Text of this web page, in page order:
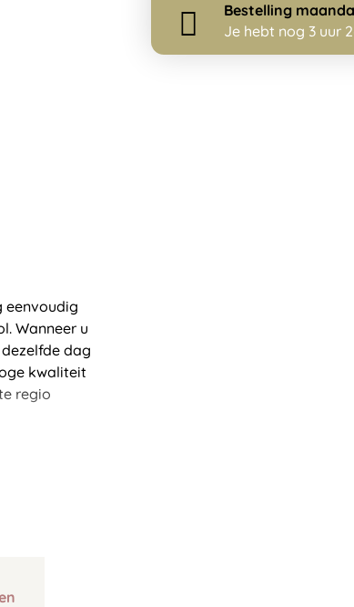
eenvoudig
Wanneer u
dag
kwaliteit
regio
Bestelling
Je hebt nog 3 uur